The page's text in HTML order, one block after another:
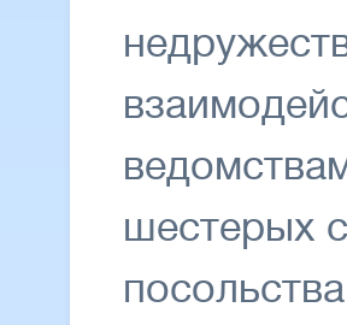
шестерых